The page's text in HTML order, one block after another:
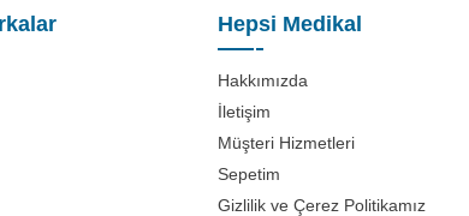
Hepsi Medikal
Hakkımızda
İletişim
Müşteri Hizmetleri
Sepetim
Gizlilik ve Çerez Politikamız